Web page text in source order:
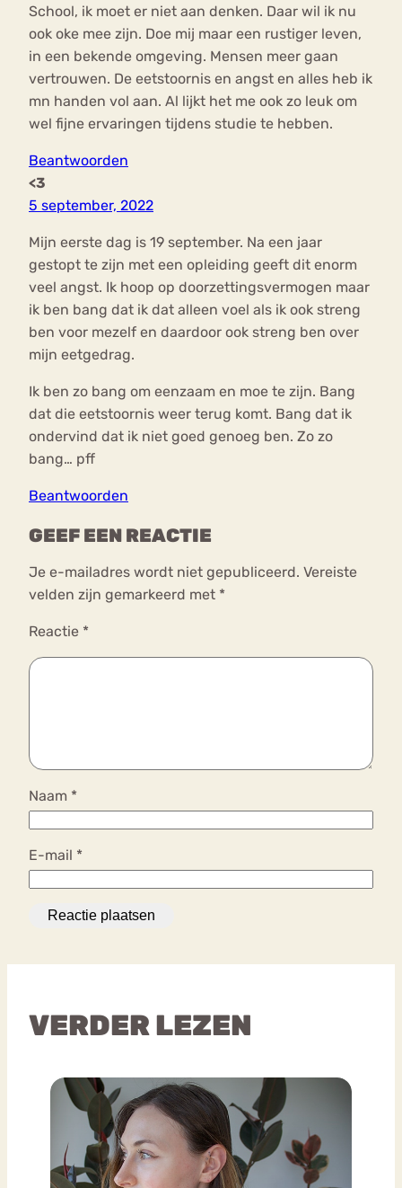
School, ik moet er niet aan denken. Daar wil ik nu
ook oke mee zijn. Doe mij maar een rustiger leven,
in een bekende omgeving. Mensen meer gaan
vertrouwen. De eetstoornis en angst en alles heb ik
mn handen vol aan. Al lijkt het me ook zo leuk om
wel fijne ervaringen tijdens studie te hebben.
Beantwoorden
<3
5 september, 2022
Mijn eerste dag is 19 september. Na een jaar
gestopt te zijn met een opleiding geeft dit enorm
veel angst. Ik hoop op doorzettingsvermogen maar
ik ben bang dat ik dat alleen voel als ik ook streng
ben voor mezelf en daardoor ook streng ben over
mijn eetgedrag.
Ik ben zo bang om eenzaam en moe te zijn. Bang
dat die eetstoornis weer terug komt. Bang dat ik
ondervind dat ik niet goed genoeg ben. Zo zo
bang… pff
Beantwoorden
GEEF EEN REACTIE
Je e-mailadres wordt niet gepubliceerd. Vereiste
velden zijn gemarkeerd met *
Reactie *
Naam *
E-mail *
VERDER LEZEN